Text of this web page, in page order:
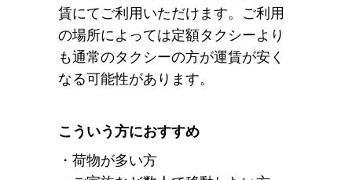
賃にてご利用いただけます。ご利用
の場所によっては定額タクシーより
も通常のタクシーの方が運賃が安く
なる可能性があります。
こういう方におすすめ
・荷物が多い方